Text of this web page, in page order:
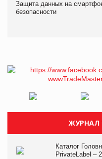
Защита данных на
безопасности
ЖУРНАЛ
Каталог
PrivateLabel –